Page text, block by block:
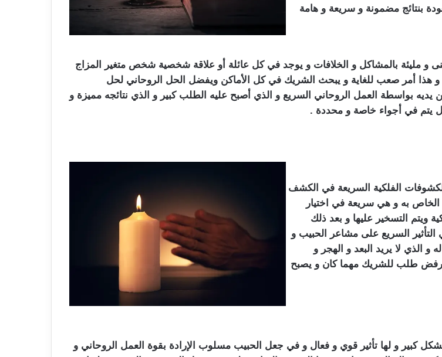
بنتائج مضمونة و سريعة و هامة
و مليئة بالمشاكل و الخلافات و يوجد في كل عائلة أو علاقة شخصية شخص متغير المزاج
هذا أمر صعب للغاية و يبحث الشريك في كل الأماكن ويفضل الحل الروحاني لحل
يديه بواسطة العمل الروحاني السريع و الذي أصبح عليه الطلب كبير و الذي نتائجه مميزة و
يتم في أجواء خاصة و محددة .
الفلكية السريعة في الكشف
به و هي سريعة في اختيار
ويتم التسخير عليها و بعد ذلك
السريع على مشاعر الحبيب و
الذي لا يريد البعد و الهجر و
طلب للشريك مهما كان و يصبح
كبير و لها تأثير قوي و فعال و في جعل الحبيب مسلوب الإرادة بقوة العمل الروحاني و